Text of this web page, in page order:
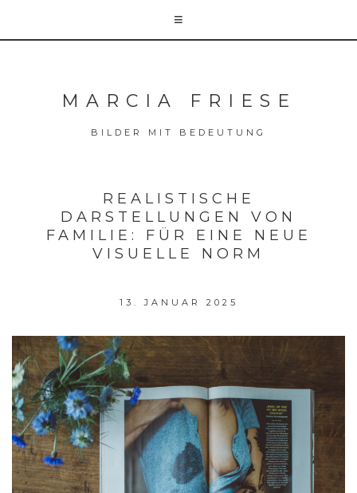
MARCIA FRIESE
BILDER MIT BEDEUTUNG
REALISTISCHE
DARSTELLUNGEN VON
FAMILIE: FÜR EINE NEUE
VISUELLE NORM
13. JANUAR 2025